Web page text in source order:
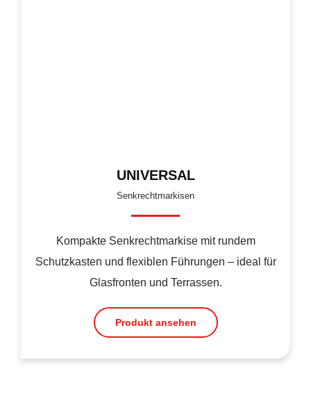
UNIVERSAL
Senkrechtmarkisen
Kompakte Senkrechtmarkise mit rundem
Schutzkasten und flexiblen Führungen – ideal für
Glasfronten und Terrassen.
Produkt ansehen